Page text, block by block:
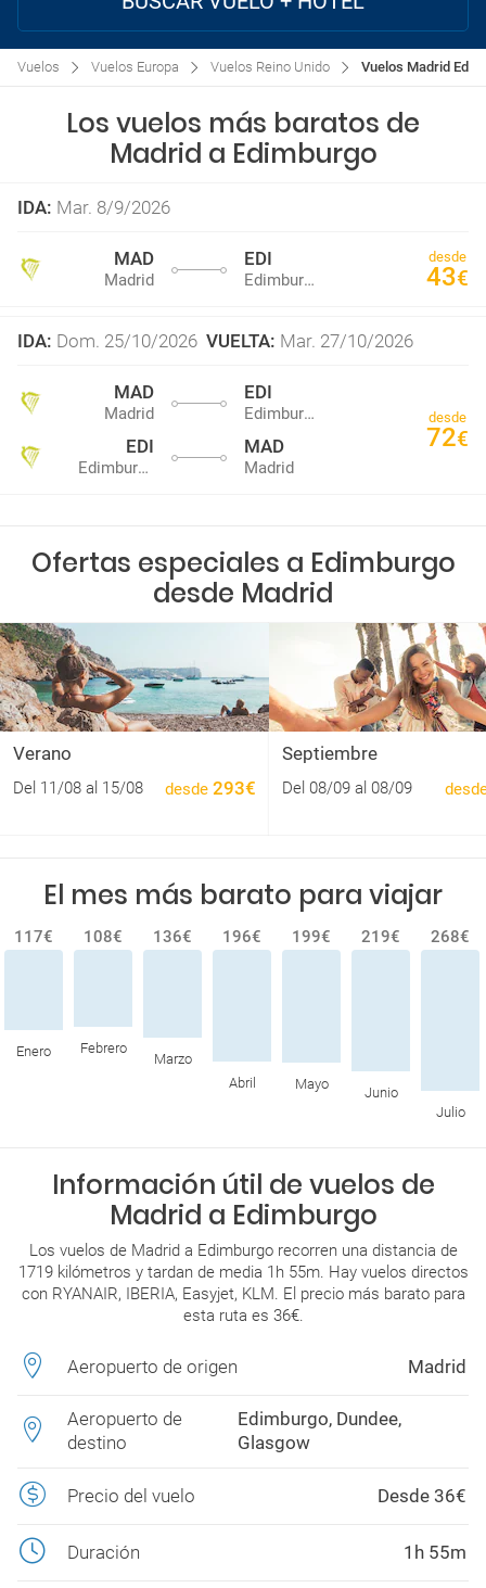
Vuelos Vuelos Europa Vuelos Reino Unido Vuelos Madrid
Los vuelos más baratos de
Madrid a Edimburgo
IDA: Mar. 8/9/2026
MAD
Madrid
EDI
Edimburgo
desde
43€
IDA: Dom. 25/10/2026 VUELTA: Mar. 27/10/2026
MAD
Madrid
EDI
Edimburgo
EDI
Edimburgo
MAD
Madrid
desde
72€
Ofertas especiales a Edimburgo
desde Madrid
Verano
Del 11/08 al 15/08 desde 293€
Septiembre
Del 08/09 al 08/09
El mes más barato para viajar
117€
Enero
108€
Febrero
136€
Marzo
196€
Abril
199€
Mayo
219€
Junio
268€
Julio
Información útil de vuelos de
Madrid a Edimburgo
Los vuelos de Madrid a Edimburgo recorren una distancia de
1719 kilómetros y tardan de media 1h 55m. Hay vuelos directos
con RYANAIR, IBERIA, Easyjet, KLM. El precio más barato para
esta ruta es 36€.
Aeropuerto de origen Madrid
Aeropuerto de
destino
Edimburgo, Dundee,
Glasgow
Precio del vuelo Desde 36€
Duración 1h 55m